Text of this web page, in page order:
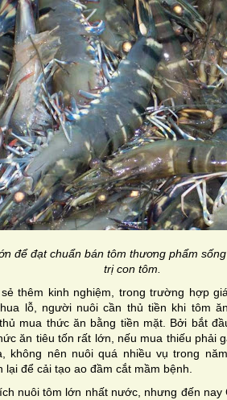
để đạt chuẩn bán tôm thương phẩm
trị con tôm.
thêm kinh nghiệm, trong trường hợp
lỗ, người nuôi cần thủ tiền khi tôm
mua thức ăn bằng tiền mặt. Bởi bắt
ăn tiêu tốn rất lớn, nếu mua thiếu phải
không nên nuôi quá nhiều vụ trong
lại để cải tạo ao đầm cắt mầm bệnh.
nuôi tôm lớn nhất nước, nhưng đến